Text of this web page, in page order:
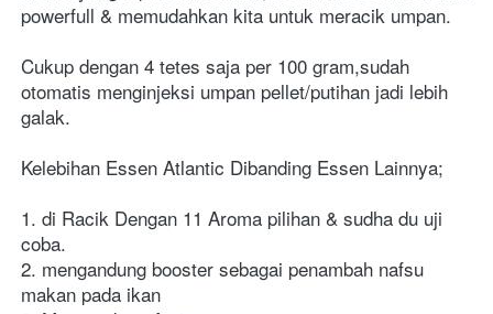
powerfull & memudahkan kita untuk meracik umpan.
Cukup dengan 4 tetes saja per 100 gram,sudah
otomatis menginjeksi umpan pellet/putihan jadi lebih
galak.
Kelebihan Essen Atlantic Dibanding Essen Lainnya;
1. di Racik Dengan 11 Aroma pilihan & sudha du uji
coba.
2. mengandung booster sebagai penambah nafsu
makan pada ikan